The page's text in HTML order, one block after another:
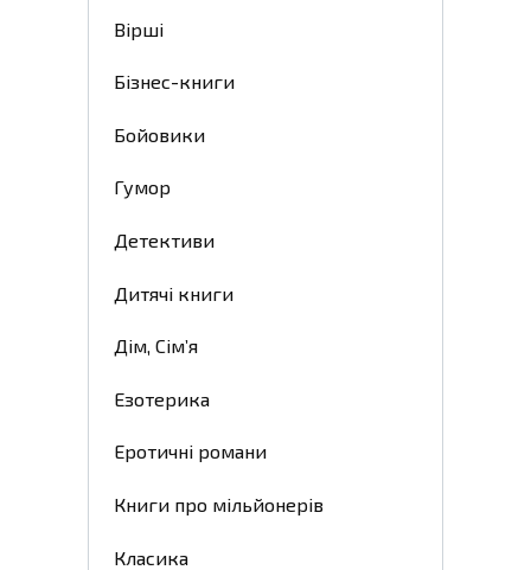
Вірші
Бізнес-книги
Бойовики
Гумор
Детективи
Дитячі книги
Дім, Сім’я
Езотерика
Еротичні романи
Книги про мільйонерів
Класика